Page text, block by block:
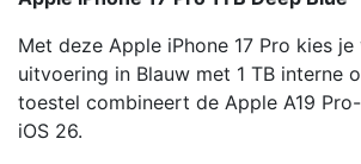
Met deze Apple iPhone 17 Pro kies
uitvoering in Blauw met 1 TB interne
toestel combineert de Apple A19
iOS 26.